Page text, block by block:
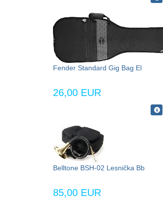
Fender Standard Gig Bag El
26,00 EUR
Belltone BSH-02 Lesnička Bb
85,00 EUR